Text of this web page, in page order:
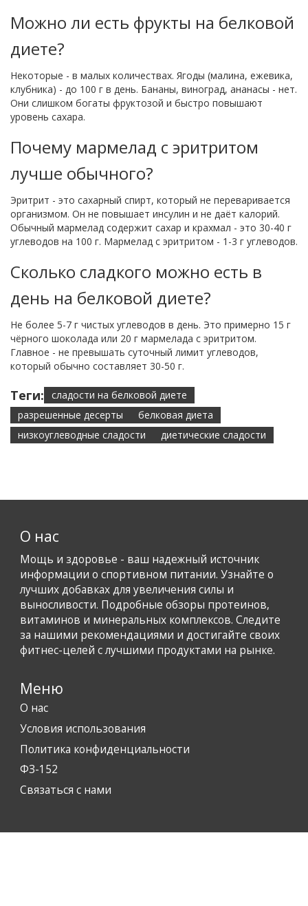
Можно ли есть фрукты на белковой
диете?
Некоторые - в малых количествах. Ягоды (малина, ежевика,
клубника) - до 100 г в день. Бананы, виноград, ананасы - нет.
Они слишком богаты фруктозой и быстро повышают
уровень сахара.
Почему мармелад с эритритом
лучше обычного?
Эритрит - это сахарный спирт, который не переваривается
организмом. Он не повышает инсулин и не даёт калорий.
Обычный мармелад содержит сахар и крахмал - это 30-40 г
углеводов на 100 г. Мармелад с эритритом - 1-3 г углеводов.
Сколько сладкого можно есть в
день на белковой диете?
Не более 5-7 г чистых углеводов в день. Это примерно 15 г
чёрного шоколада или 20 г мармелада с эритритом.
Главное - не превышать суточный лимит углеводов,
который обычно составляет 30-50 г.
Теги:
сладости на белковой диете
разрешенные десерты
белковая диета
низкоуглеводные сладости
диетические сладости
О нас
Мощь и здоровье - ваш надежный источник
информации о спортивном питании. Узнайте о
лучших добавках для увеличения силы и
выносливости. Подробные обзоры протеинов,
витаминов и минеральных комплексов. Следите
за нашими рекомендациями и достигайте своих
фитнес-целей с лучшими продуктами на рынке.
Меню
О нас
Условия использования
Политика конфиденциальности
ФЗ-152
Связаться с нами